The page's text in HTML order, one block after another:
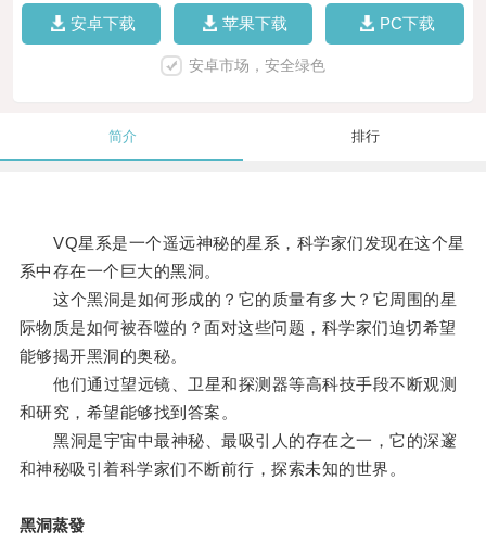
安卓下载 苹果下载 PC下载
安卓市场，安全绿色
简介 排行
VQ星系是一个遥远神秘的星系，科学家们发现在这个星
系中存在一个巨大的黑洞。
这个黑洞是如何形成的？它的质量有多大？它周围的星
际物质是如何被吞噬的？面对这些问题，科学家们迫切希望
能够揭开黑洞的奥秘。
他们通过望远镜、卫星和探测器等高科技手段不断观测
和研究，希望能够找到答案。
黑洞是宇宙中最神秘、最吸引人的存在之一，它的深邃
和神秘吸引着科学家们不断前行，探索未知的世界。
黑洞蒸發